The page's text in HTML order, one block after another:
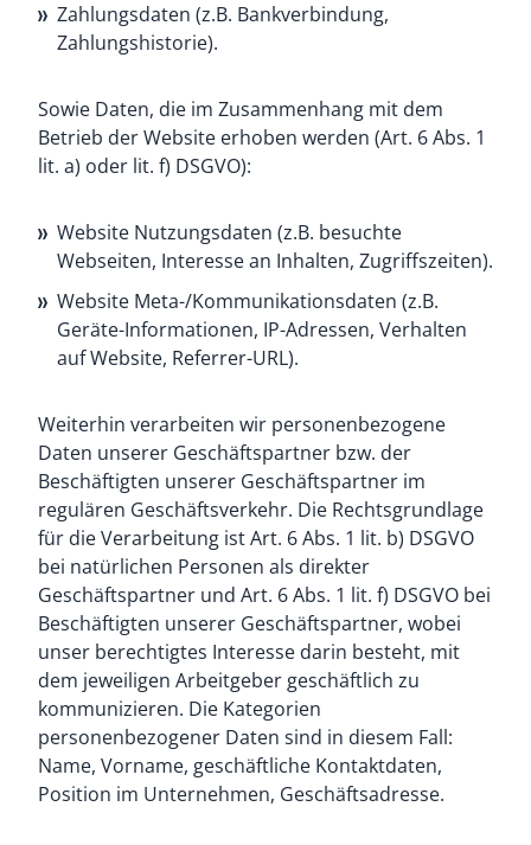
Zahlungsdaten (z.B. Bankverbindung,
Zahlungshistorie).
Sowie Daten, die im Zusammenhang mit dem
Betrieb der Website erhoben werden (Art. 6 Abs. 1
lit. a) oder lit. f) DSGVO):
Website Nutzungsdaten (z.B. besuchte
Webseiten, Interesse an Inhalten, Zugriffszeiten).
Website Meta-/Kommunikationsdaten (z.B.
Geräte-Informationen, IP-Adressen, Verhalten
auf Website, Referrer-URL).
Weiterhin verarbeiten wir personenbezogene
Daten unserer Geschäftspartner bzw. der
Beschäftigten unserer Geschäftspartner im
regulären Geschäftsverkehr. Die Rechtsgrundlage
für die Verarbeitung ist Art. 6 Abs. 1 lit. b) DSGVO
bei natürlichen Personen als direkter
Geschäftspartner und Art. 6 Abs. 1 lit. f) DSGVO bei
Beschäftigten unserer Geschäftspartner, wobei
unser berechtigtes Interesse darin besteht, mit
dem jeweiligen Arbeitgeber geschäftlich zu
kommunizieren. Die Kategorien
personenbezogener Daten sind in diesem Fall:
Name, Vorname, geschäftliche Kontaktdaten,
Position im Unternehmen, Geschäftsadresse.